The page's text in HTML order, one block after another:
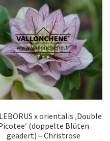
x orientalis ‚Double
(doppelte Blüten
geädert) – Christrose